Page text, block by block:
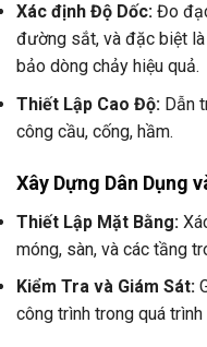
Xác định Độ Dốc: Đo
đường sắt, và đặc biệt
bảo dòng chảy hiệu quả.
Thiết Lập Cao Độ: Dẫn
công cầu, cống, hầm.
Xây Dựng Dân Dụng
Thiết Lập Mặt Bằng:
móng, sàn, và các tầng
Kiểm Tra và Giám Sát:
công trình trong quá